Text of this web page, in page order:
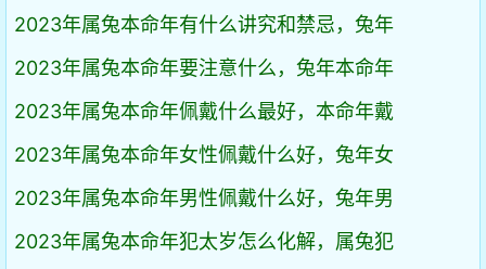
2023年属兔本命年有什么讲究和禁忌，兔年
2023年属兔本命年要注意什么，兔年本命年
2023年属兔本命年佩戴什么最好，本命年戴
2023年属兔本命年女性佩戴什么好，兔年女
2023年属兔本命年男性佩戴什么好，兔年男
2023年属兔本命年犯太岁怎么化解，属兔犯